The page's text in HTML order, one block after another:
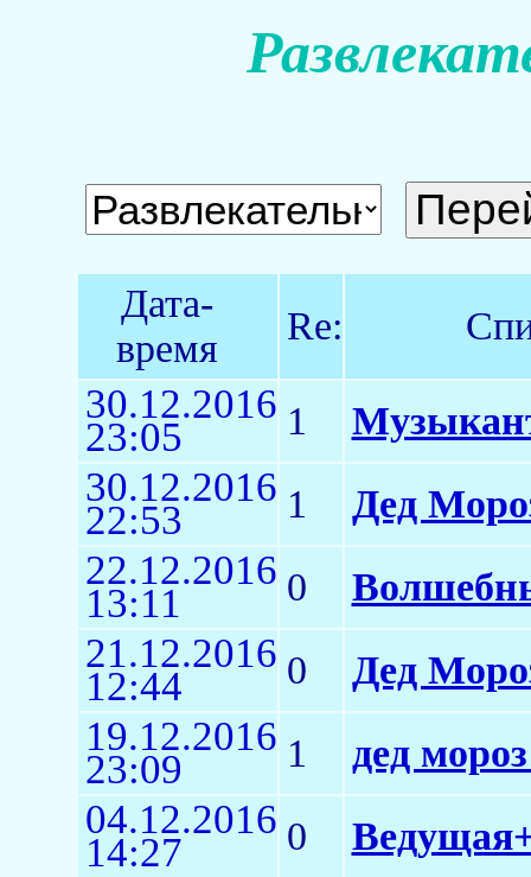
Дата-
время
Re:
30.12.2016
23:05 1
30.12.2016
22:53 1 Дед
22.12.2016
13:11 0
21.12.2016
12:44 0 Дед
19.12.2016
23:09 1 дед
04.12.2016
14:27 0